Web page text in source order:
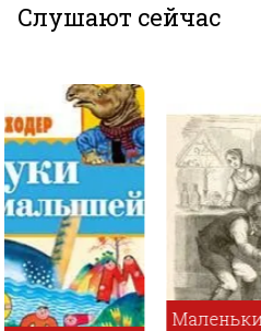
Слушают сейчас
Маленький Клаус и